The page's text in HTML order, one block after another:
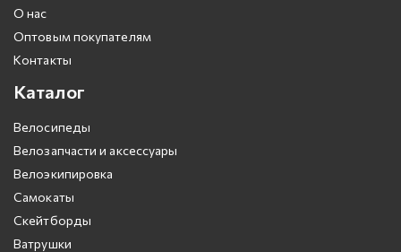
О нас
Оптовым покупателям
Контакты
Каталог
Велосипеды
Велозапчасти и аксессуары
Велоэкипировка
Самокаты
Скейтборды
Ватрушки